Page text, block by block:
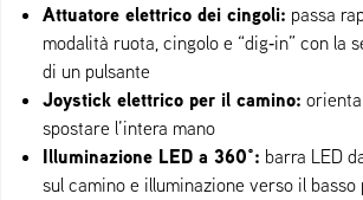
Attuatore elettrico dei cingoli: passa
modalità ruota, cingolo e “dig‑in” con la
di un pulsante
Joystick elettrico per il camino:
spostare l’intera mano
Illuminazione LED a 360°: barra LED
sul camino e illuminazione verso il basso